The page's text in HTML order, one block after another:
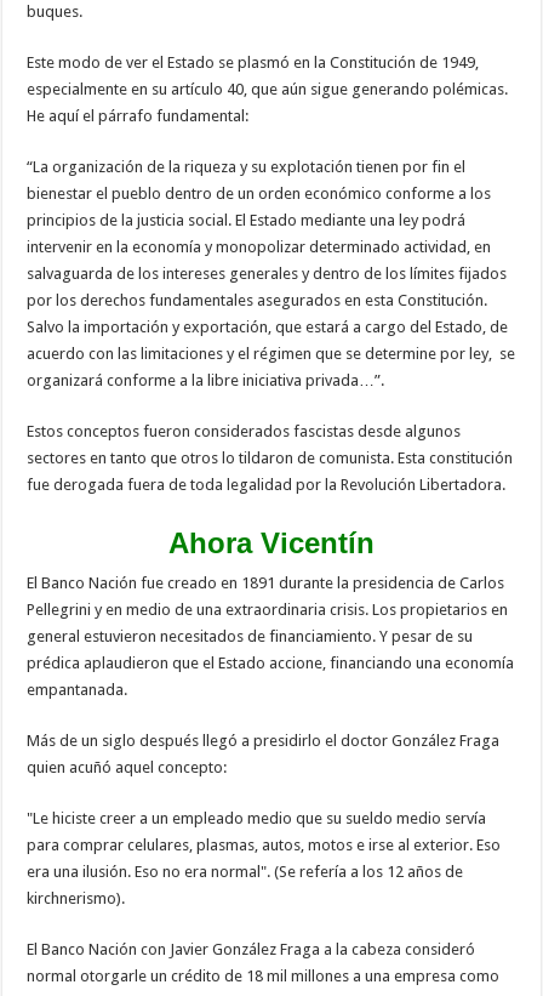
buques.
Este modo de ver el Estado se plasmó en la Constitución de 1949,
especialmente en su artículo 40, que aún sigue generando polémicas.
He aquí el párrafo fundamental:
“La organización de la riqueza y su explotación tienen por fin el
bienestar el pueblo dentro de un orden económico conforme a los
principios de la justicia social. El Estado mediante una ley podrá
intervenir en la economía y monopolizar determinado actividad, en
salvaguarda de los intereses generales y dentro de los límites fijados
por los derechos fundamentales asegurados en esta Constitución.
Salvo la importación y exportación, que estará a cargo del Estado, de
acuerdo con las limitaciones y el régimen que se determine por ley, se
organizará conforme a la libre iniciativa privada…”.
Estos conceptos fueron considerados fascistas desde algunos
sectores en tanto que otros lo tildaron de comunista. Esta constitución
fue derogada fuera de toda legalidad por la Revolución Libertadora.
Ahora Vicentín
El Banco Nación fue creado en 1891 durante la presidencia de Carlos
Pellegrini y en medio de una extraordinaria crisis. Los propietarios en
general estuvieron necesitados de financiamiento. Y pesar de su
prédica aplaudieron que el Estado accione, financiando una economía
empantanada.
Más de un siglo después llegó a presidirlo el doctor González Fraga
quien acuñó aquel concepto:
"Le hiciste creer a un empleado medio que su sueldo medio servía
para comprar celulares, plasmas, autos, motos e irse al exterior. Eso
era una ilusión. Eso no era normal". (Se refería a los 12 años de
kirchnerismo).
El Banco Nación con Javier González Fraga a la cabeza consideró
normal otorgarle un crédito de 18 mil millones a una empresa como